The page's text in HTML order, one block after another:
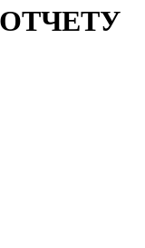
ОТЧЕТУ